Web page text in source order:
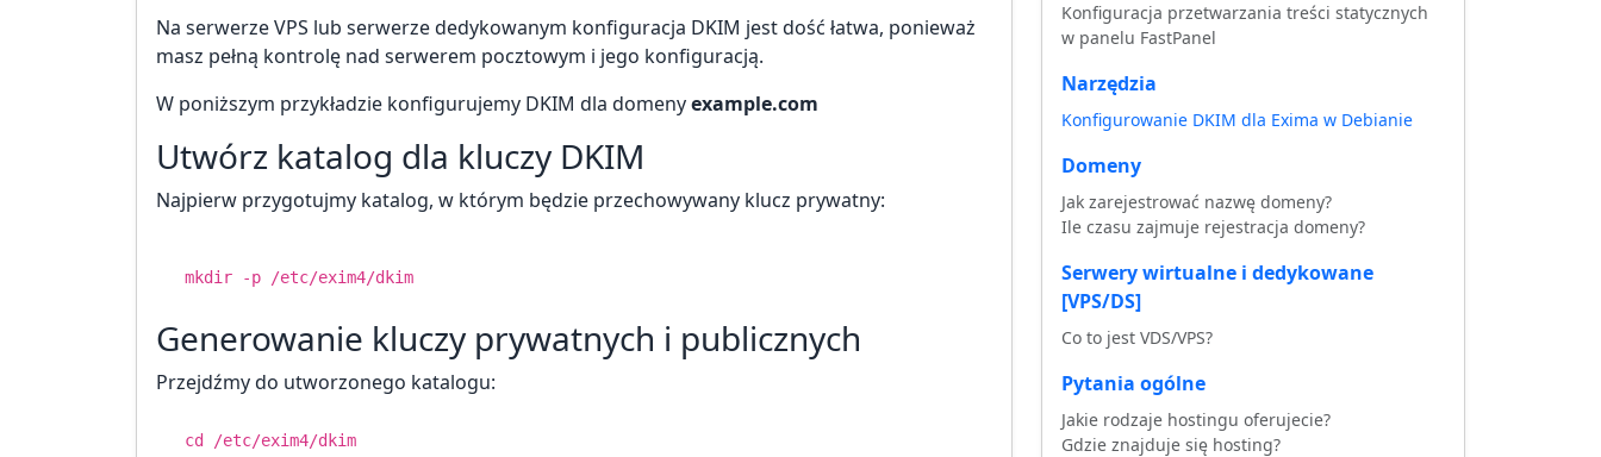
Na serwerze VPS lub serwerze dedykowanym konfiguracja DKIM jest dość łatwa, ponieważ
masz pełną kontrolę nad serwerem pocztowym i jego konfiguracją.
W poniższym przykładzie konfigurujemy DKIM dla domenyexample.com
Utwórz katalog dla kluczy DKIM
Najpierw przygotujmy katalog, w którym będzie przechowywany klucz prywatny:
mkdir -p /etc/exim4/dkim
Generowanie kluczy prywatnych i publicznych
Przejdźmy do utworzonego katalogu:
cd /etc/exim4/dkim
Konfiguracja przetwarzania treści statycznych
w panelu FastPanel
Narzędzia
Konfigurowanie DKIM dla Exima w Debianie
Domeny
Jak zarejestrować nazwę domeny?
Ile czasu zajmuje rejestracja domeny?
Serwery wirtualne i dedykowane
[VPS/DS]
Co to jest VDS/VPS?
Pytania ogólne
Jakie rodzaje hostingu oferujecie?
Gdzie znajduje się hosting?